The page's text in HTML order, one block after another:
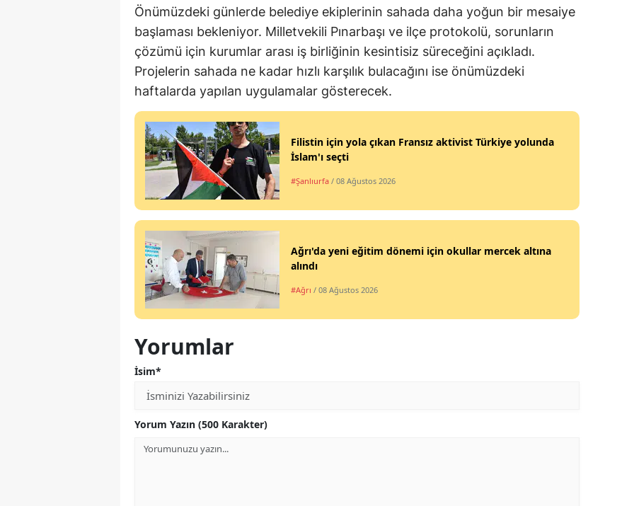
Önümüzdeki günlerde belediye ekiplerinin sahada daha yoğun bir mesaiye
başlaması bekleniyor. Milletvekili Pınarbaşı ve ilçe protokolü, sorunların
çözümü için kurumlar arası iş birliğinin kesintisiz süreceğini açıkladı.
Projelerin sahada ne kadar hızlı karşılık bulacağını ise önümüzdeki
haftalarda yapılan uygulamalar gösterecek.
Filistin için yola çıkan Fransız aktivist Türkiye yolunda
İslam'ı seçti
#Şanlıurfa / 08 Ağustos 2026
Ağrı'da yeni eğitim dönemi için okullar mercek altına
alındı
#Ağrı / 08 Ağustos 2026
Yorumlar
İsim*
Yorum Yazın (500 Karakter)